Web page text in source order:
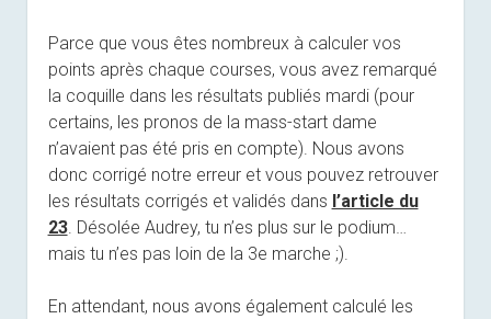
Parce que vous êtes nombreux à calculer vos
points après chaque courses, vous avez remarqué
la coquille dans les résultats publiés mardi (pour
certains, les pronos de la mass-start dame
n’avaient pas été pris en compte). Nous avons
donc corrigé notre erreur et vous pouvez retrouver
les résultats corrigés et validés dans l’article du
23. Désolée Audrey, tu n’es plus sur le podium…
mais tu n’es pas loin de la 3e marche ;).
En attendant, nous avons également calculé les